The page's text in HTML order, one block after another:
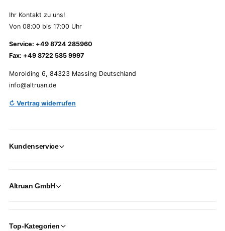
Ihr Kontakt zu uns!
Von 08:00 bis 17:00 Uhr
Service: +49 8724 285960
Fax: +49 8722 585 9997
Morolding 6, 84323 Massing Deutschland
info@altruan.de
↻ Vertrag widerrufen
Kundenservice
Altruan GmbH
Top-Kategorien